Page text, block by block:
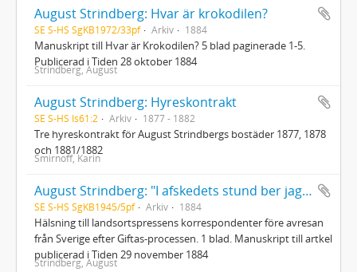
August Strindberg: Hvar är krokodilen?
SE S-HS SgKB1972/33pf Arkiv 1884
Manuskript till Hvar är Krokodilen? 5 blad paginerade 1-5.
Publicerad i Tiden 28 oktober 1884
Strindberg, August
August Strindberg: Hyreskontrakt
SE S-HS Is61:2 Arkiv 1877 - 1882
Tre hyreskontrakt för August Strindbergs bostäder 1877, 1878
och 1881/1882
Smirnoff, Karin
August Strindberg: "I afskedets stund ber jag få sända..."
SE S-HS SgKB1945/5pf Arkiv 1884
Hälsning till landsortspressens korrespondenter före avresan
från Sverige efter Giftas-processen. 1 blad. Manuskript till artkel
publicerad i Tiden 29 november 1884
Strindberg, August